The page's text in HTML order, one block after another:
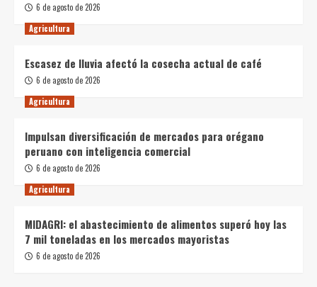
6 de agosto de 2026
Agricultura
Escasez de lluvia afectó la cosecha actual de café
6 de agosto de 2026
Agricultura
Impulsan diversificación de mercados para orégano
peruano con inteligencia comercial
6 de agosto de 2026
Agricultura
MIDAGRI: el abastecimiento de alimentos superó hoy las
7 mil toneladas en los mercados mayoristas
6 de agosto de 2026